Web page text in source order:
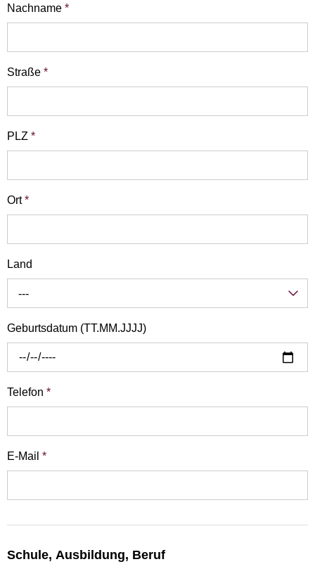
Nachname *
Straße *
PLZ *
Ort*
Land
---
Geburtsdatum (TT.MM.JJJJ)
Telefon *
E-Mail *
Schule, Ausbildung, Beruf